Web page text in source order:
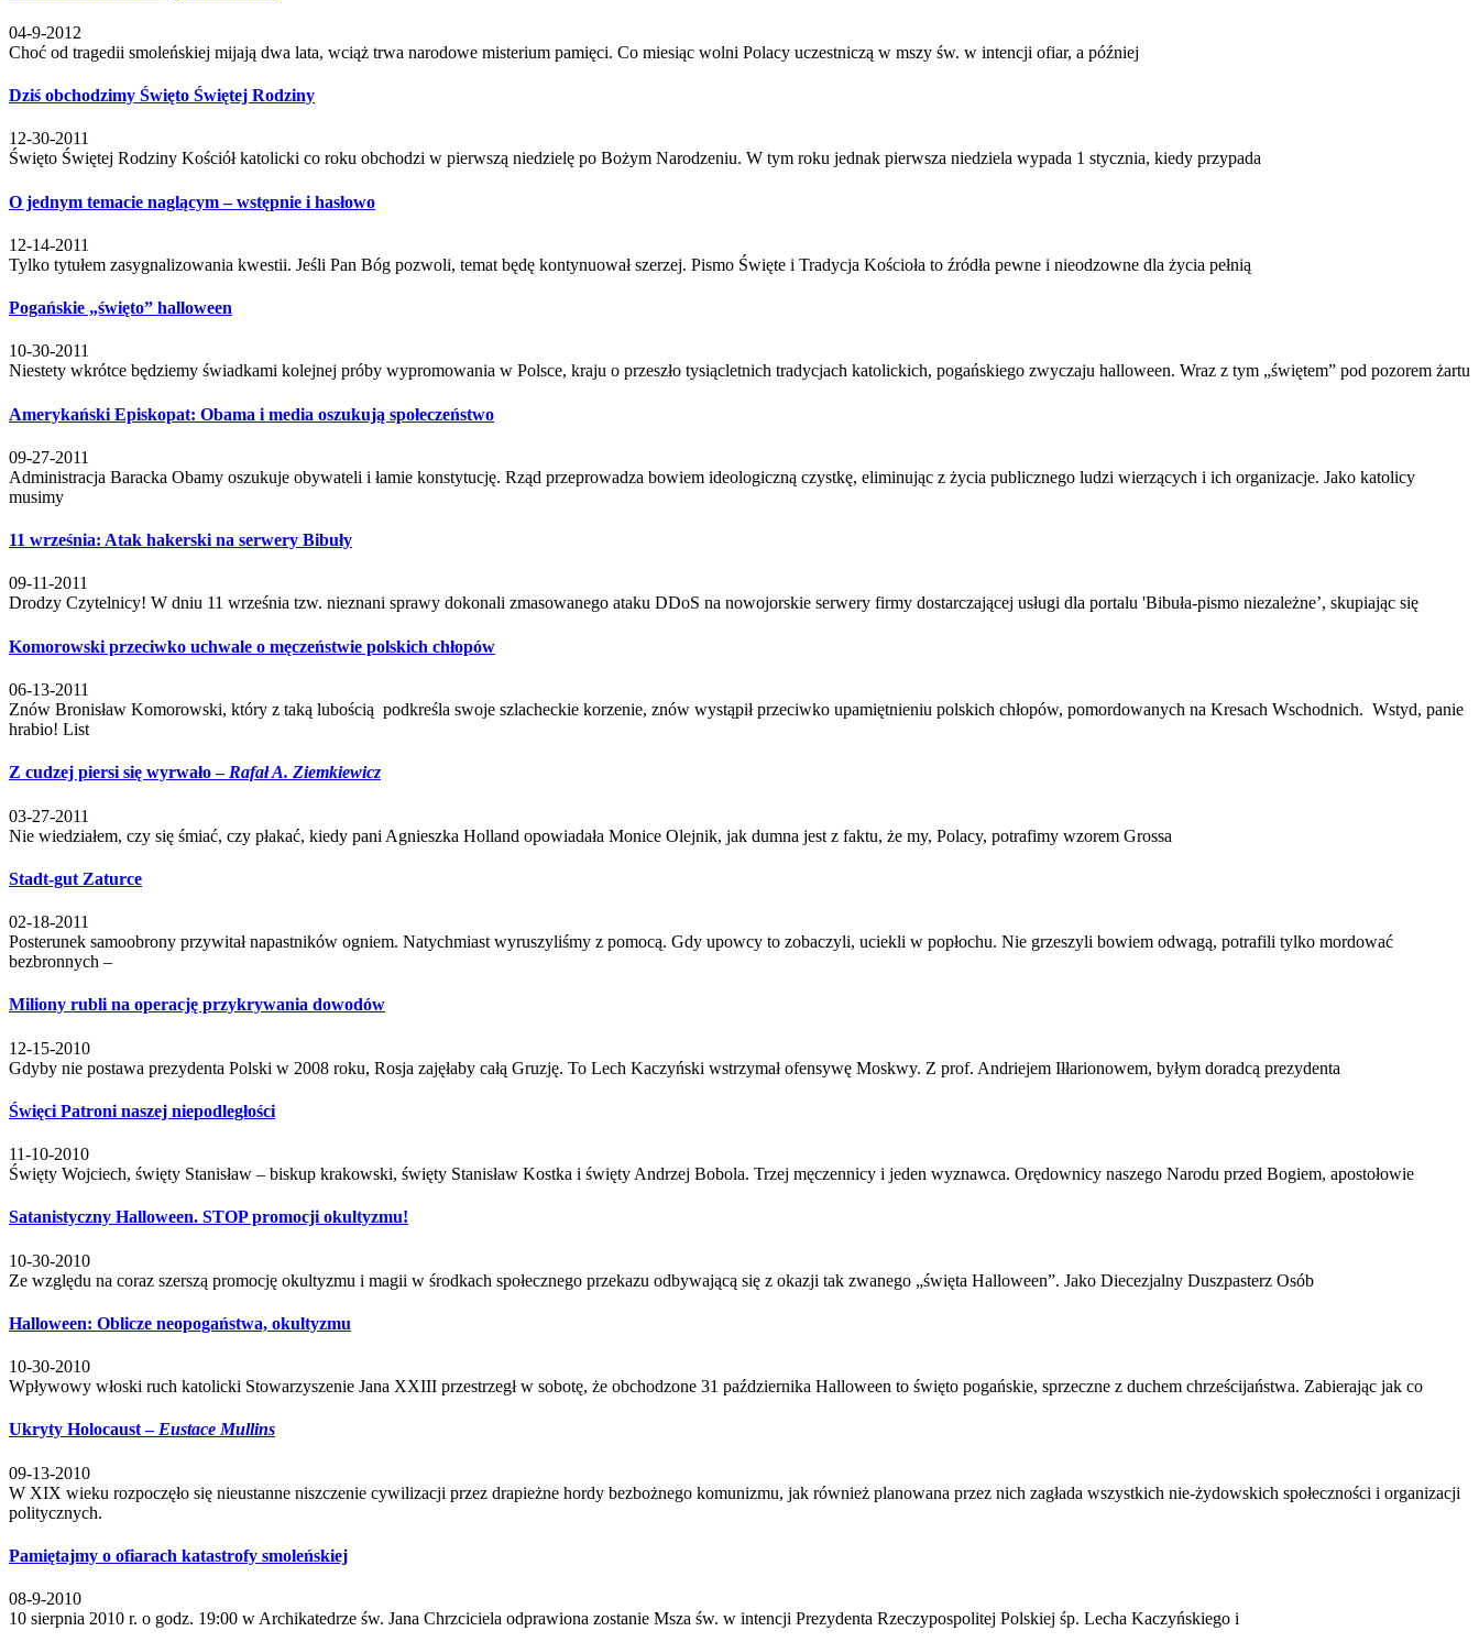
04-9-2012
Choć od tragedii smoleńskiej mijają dwa lata, wciąż trwa narodowe misterium pamięci. Co miesiąc wolni Polacy uczestniczą w mszy św. w intencji ofiar, a później
Dziś obchodzimy Święto Świętej Rodziny
12-30-2011
Święto Świętej Rodziny Kościół katolicki co roku obchodzi w pierwszą niedzielę po Bożym Narodzeniu. W tym roku jednak pierwsza niedziela wypada 1 stycznia, kiedy przypada
O jednym temacie naglącym – wstępnie i hasłowo
12-14-2011
Tylko tytułem zasygnalizowania kwestii. Jeśli Pan Bóg pozwoli, temat będę kontynuował szerzej. Pismo Święte i Tradycja Kościoła to źródła pewne i nieodzowne dla życia pełnią
Pogańskie „święto” halloween
10-30-2011
Niestety wkrótce będziemy świadkami kolejnej próby wypromowania w Polsce, kraju o przeszło tysiącletnich tradycjach katolickich, pogańskiego zwyczaju halloween. Wraz z tym „świętem” pod pozorem żartu
Amerykański Episkopat: Obama i media oszukują społeczeństwo
09-27-2011
Administracja Baracka Obamy oszukuje obywateli i łamie konstytucję. Rząd przeprowadza bowiem ideologiczną czystkę, eliminując z życia publicznego ludzi wierzących i ich organizacje. Jako katolicy
musimy
11 września: Atak hakerski na serwery Bibuły
09-11-2011
Drodzy Czytelnicy! W dniu 11 września tzw. nieznani sprawy dokonali zmasowanego ataku DDoS na nowojorskie serwery firmy dostarczającej usługi dla portalu 'Bibuła-pismo niezależne’, skupiając się
Komorowski przeciwko uchwale o męczeństwie polskich chłopów
06-13-2011
Znów Bronisław Komorowski, który z taką lubością podkreśla swoje szlacheckie korzenie, znów wystąpił przeciwko upamiętnieniu polskich chłopów, pomordowanych na Kresach Wschodnich. Wstyd, panie
hrabio! List
Z cudzej piersi się wyrwało – Rafał A. Ziemkiewicz
03-27-2011
Nie wiedziałem, czy się śmiać, czy płakać, kiedy pani Agnieszka Holland opowiadała Monice Olejnik, jak dumna jest z faktu, że my, Polacy, potrafimy wzorem Grossa
Stadt-gut Zaturce
02-18-2011
Posterunek samoobrony przywitał napastników ogniem. Natychmiast wyruszyliśmy z pomocą. Gdy upowcy to zobaczyli, uciekli w popłochu. Nie grzeszyli bowiem odwagą, potrafili tylko mordować
bezbronnych –
Miliony rubli na operację przykrywania dowodów
12-15-2010
Gdyby nie postawa prezydenta Polski w 2008 roku, Rosja zajęłaby całą Gruzję. To Lech Kaczyński wstrzymał ofensywę Moskwy. Z prof. Andriejem Iłłarionowem, byłym doradcą prezydenta
Święci Patroni naszej niepodległości
11-10-2010
Święty Wojciech, święty Stanisław – biskup krakowski, święty Stanisław Kostka i święty Andrzej Bobola. Trzej męczennicy i jeden wyznawca. Orędownicy naszego Narodu przed Bogiem, apostołowie
Satanistyczny Halloween. STOP promocji okultyzmu!
10-30-2010
Ze względu na coraz szerszą promocję okultyzmu i magii w środkach społecznego przekazu odbywającą się z okazji tak zwanego „święta Halloween”. Jako Diecezjalny Duszpasterz Osób
Halloween: Oblicze neopogaństwa, okultyzmu
10-30-2010
Wpływowy włoski ruch katolicki Stowarzyszenie Jana XXIII przestrzegł w sobotę, że obchodzone 31 października Halloween to święto pogańskie, sprzeczne z duchem chrześcijaństwa. Zabierając jak co
Ukryty Holocaust –Eustace Mullins
09-13-2010
W XIX wieku rozpoczęło się nieustanne niszczenie cywilizacji przez drapieżne hordy bezbożnego komunizmu, jak również planowana przez nich zagłada wszystkich nie-żydowskich społeczności i organizacji
politycznych.
Pamiętajmy o ofiarach katastrofy smoleńskiej
08-9-2010
10 sierpnia 2010 r. o godz. 19:00 w Archikatedrze św. Jana Chrzciciela odprawiona zostanie Msza św. w intencji Prezydenta Rzeczypospolitej Polskiej śp. Lecha Kaczyńskiego i